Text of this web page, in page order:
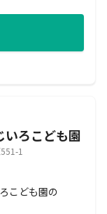
いろこども園
1
こども園の